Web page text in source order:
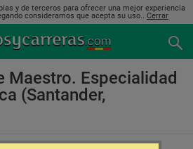
y de terceros para ofrecer una mejor experiencia
consideramos que acepta su uso.. Cerrar
Maestro. Especialidad
(Santander,